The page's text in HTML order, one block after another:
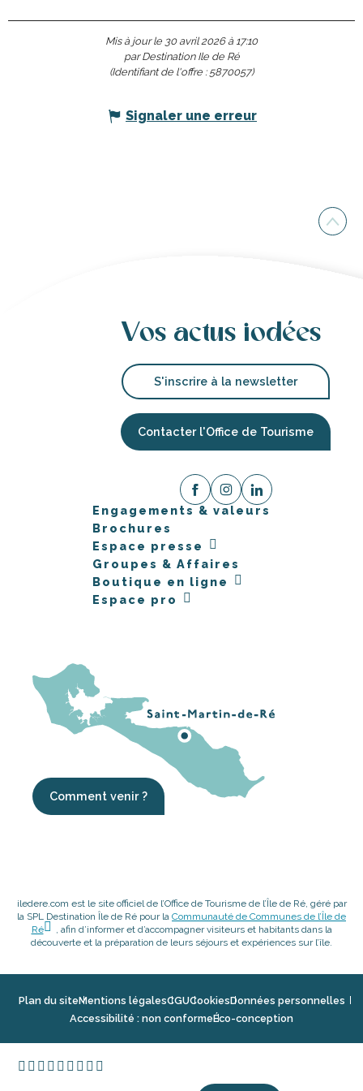
Mis à jour le 30 avril 2026 à 17:10
par Destination Ile de Ré
(Identifiant de l'offre : 5870057)
Signaler une erreur
Vos actus iodées
S'inscrire à la newsletter
Contacter l'Office de Tourisme
Engagements & valeurs
Brochures
Espace presse
Groupes & Affaires
Boutique en ligne
Espace pro
Comment venir ?
iledere.com est le site officiel de l’Office de Tourisme de l’Île de Ré, géré par
la SPL Destination Île de Ré pour la Communauté de Communes de l’Île de
Ré
, afin d’informer et d’accompagner visiteurs et habitants dans la
découverte et la préparation de leurs séjours et expériences sur l’île.
Plan du siteMentions légalesCGUCookiesDonnées personnelles
Accessibilité : non conformeÉco-conception